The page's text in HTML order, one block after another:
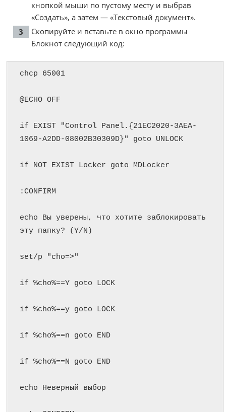
кнопкой мыши по пустому месту и выбрав
«Создать», а затем — «Текстовый документ».
Скопируйте и вставьте в окно программы
Блокнот следующий код:
chcp 65001
@ECHO OFF
if EXIST "Control Panel.{21EC2020-3AEA-
1069-A2DD-08002B30309D}" goto UNLOCK
if NOT EXIST Locker goto MDLocker
:CONFIRM
echo Вы уверены, что хотите заблокировать
эту папку? (Y/N)
set/p "cho=>"
if %cho%==Y goto LOCK
if %cho%==y goto LOCK
if %cho%==n goto END
if %cho%==N goto END
echo Неверный выбор